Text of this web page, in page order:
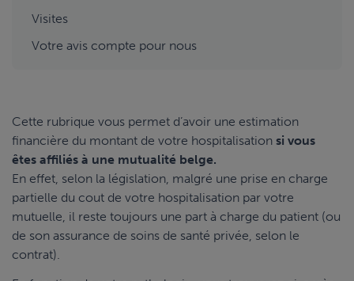
Visites
Votre avis compte pour nous
Cette rubrique vous permet d’avoir une estimation
financière du montant de votre hospitalisation si vous
êtes affiliés à une mutualité belge.
En effet, selon la législation, malgré une prise en charge
partielle du cout de votre hospitalisation par votre
mutuelle, il reste toujours une part à charge du patient (ou
de son assurance de soins de santé privée, selon le
contrat).